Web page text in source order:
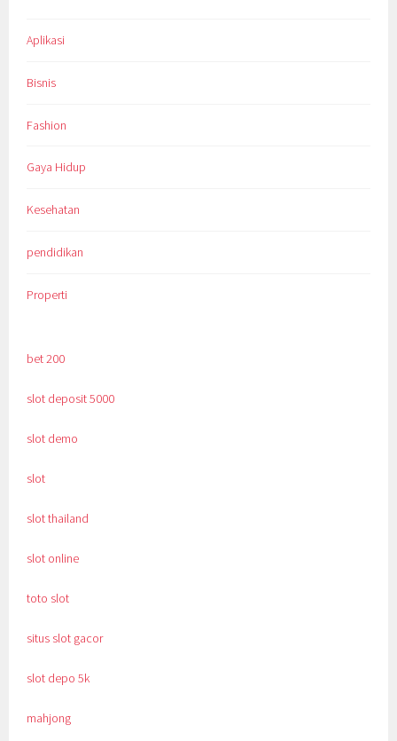
Aplikasi
Bisnis
Fashion
Gaya Hidup
Kesehatan
pendidikan
Properti
bet 200
slot deposit 5000
slot demo
slot
slot thailand
slot online
toto slot
situs slot gacor
slot depo 5k
mahjong